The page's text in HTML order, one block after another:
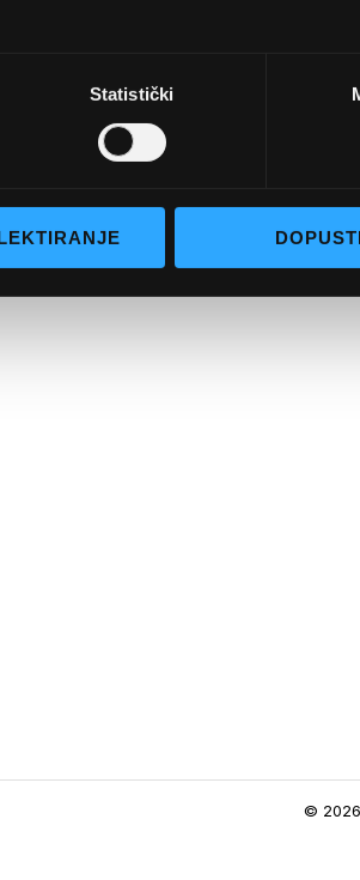
Statistički
Napredno pretraživanje
Narudžbe i povrati
©